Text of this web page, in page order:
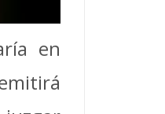
en